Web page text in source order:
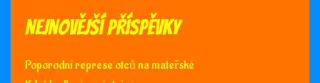
Nejnovější příspěvky
Poporodní represe otců na mateřské